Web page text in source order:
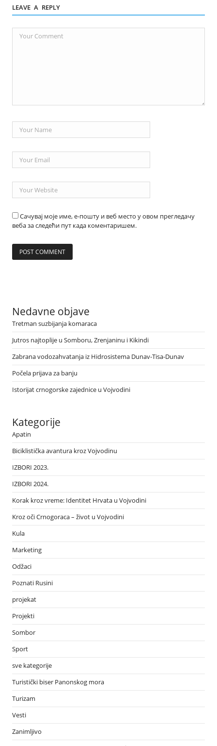
LEAVE A REPLY
Сачувај моје име, е-пошту и веб место у овом прегледачу
веба за следећи пут када коментаришем.
Nedavne objave
Tretman suzbijanja komaraca
Jutros najtoplije u Somboru, Zrenjaninu i Kikindi
Zabrana vodozahvatanja iz Hidrosistema Dunav-Tisa-Dunav
Počela prijava za banju
Istorijat crnogorske zajednice u Vojvodini
Kategorije
Apatin
Biciklistička avantura kroz Vojvodinu
IZBORI 2023.
IZBORI 2024.
Korak kroz vreme: Identitet Hrvata u Vojvodini
Kroz oči Crnogoraca – život u Vojvodini
Kula
Marketing
Odžaci
Poznati Rusini
projekat
Projekti
Sombor
Sport
sve kategorije
Turistički biser Panonskog mora
Turizam
Vesti
Zanimljivo